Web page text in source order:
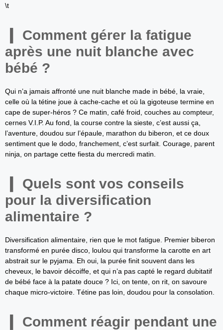
\t
Comment gérer la fatigue
après une nuit blanche avec
bébé ?
Qui n’a jamais affronté une nuit blanche made in bébé, la vraie,
celle où la tétine joue à cache-cache et où la gigoteuse termine en
cape de super-héros ? Ce matin, café froid, couches au compteur,
cernes V.I.P. Au fond, la course contre la sieste, c’est aussi ça,
l’aventure, doudou sur l’épaule, marathon du biberon, et ce doux
sentiment que le dodo, franchement, c’est surfait. Courage, parent
ninja, on partage cette fiesta du mercredi matin.
Quels sont vos conseils
pour la diversification
alimentaire ?
Diversification alimentaire, rien que le mot fatigue. Premier biberon
transformé en purée disco, loulou qui transforme la carotte en art
abstrait sur le pyjama. Eh oui, la purée finit souvent dans les
cheveux, le bavoir décoiffe, et qui n’a pas capté le regard dubitatif
de bébé face à la patate douce ? Ici, on tente, on rit, on savoure
chaque micro-victoire. Tétine pas loin, doudou pour la consolation.
Comment réagir pendant une